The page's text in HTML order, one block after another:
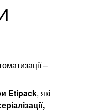
–
Etipack, які